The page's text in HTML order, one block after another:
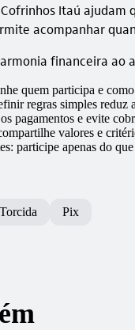
Itaú
acompanhar
financeira ao
quem participa e
regras simples reduz
pagamentos e evite
valores e
participe apenas do
Torcida Pix